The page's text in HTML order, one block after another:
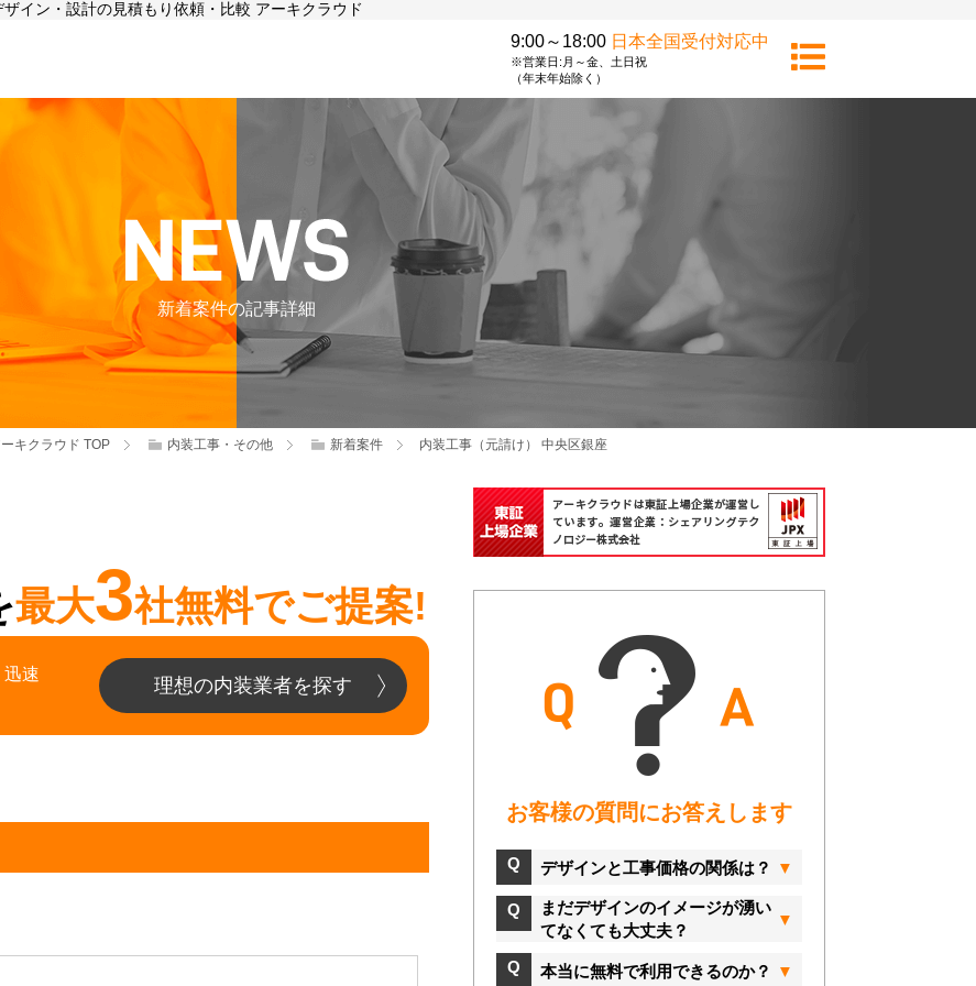
イン・設計の見積もり依頼・比較 アーキクラウド
9:00～18:00 日本全国受付対応中
※営業日:月～金、土日祝
（年末年始除く）
新着案件の記事詳細
キクラウド TOP 内装工事・その他 新着案件 内装工事（元請け） 中央区銀座
最大3社無料でご提案!
速
理想の内装業者を探す
お客様の質問にお答えします
デザインと工事価格の関係は？
まだデザインのイメージが湧い
てなくても大丈夫？
本当に無料で利用できるのか？